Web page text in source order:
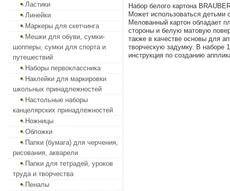
Ластики
Линейки
Маркеры для скетчинга
Мешки для обуви, сумки-
шопперы, сумки для спорта и
путешествий
Наборы первоклассника
Наклейки для маркировки
школьных принадлежностей
Настольные наборы
канцелярских принадлежностей
Ножницы
Обложки
Папки (бумага) для черчения,
рисования, акварели
Папки для тетрадей, уроков
труда и творчества
Пеналы
Набор белого картона
Может использоваться детьми
Мелованный картон обладает
стороны и белую матовую
также в качестве основы для
творческую задумку. В наборе
инструкция по созданию